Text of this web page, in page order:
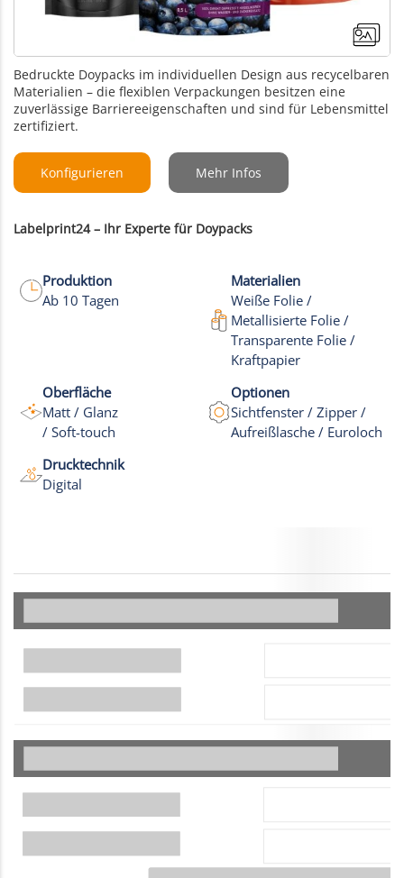
+17
Bedruckte Doypacks im individuellen Design aus recycelbaren
Materialien – die flexiblen Verpackungen besitzen eine
zuverlässige Barriereeigenschaften und sind für Lebensmittel
zertifiziert.
Konfigurieren Mehr Infos
Labelprint24 – Ihr Experte für Doypacks
Produktion
Ab 10 Tagen
Materialien
Weiße Folie /
Metallisierte Folie /
Transparente Folie /
Kraftpapier
Oberfläche
Matt / Glanz
/ Soft-touch
Optionen
Sichtfenster / Zipper /
Aufreißlasche / Euroloch
Drucktechnik
Digital